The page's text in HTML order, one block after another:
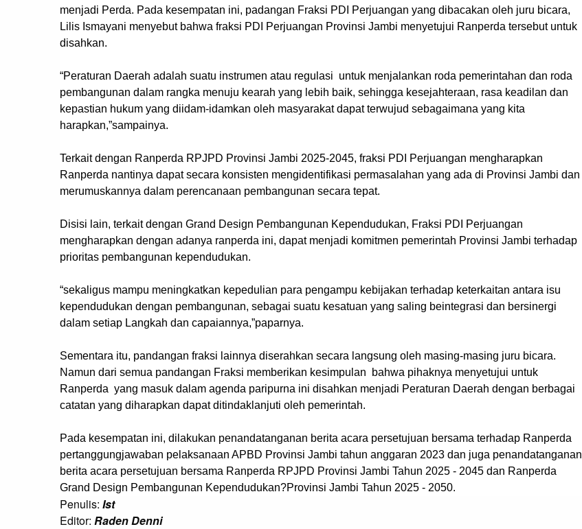
menjadi Perda. Pada kesempatan ini, padangan Fraksi PDI Perjuangan yang dibacakan oleh juru bicara,
Lilis Ismayani menyebut bahwa fraksi PDI Perjuangan Provinsi Jambi menyetujui Ranperda tersebut untuk
disahkan.
“Peraturan Daerah adalah suatu instrumen atau regulasi untuk menjalankan roda pemerintahan dan roda
pembangunan dalam rangka menuju kearah yang lebih baik, sehingga kesejahteraan, rasa keadilan dan
kepastian hukum yang diidam-idamkan oleh masyarakat dapat terwujud sebagaimana yang kita
harapkan,”sampainya.
Terkait dengan Ranperda RPJPD Provinsi Jambi 2025-2045, fraksi PDI Perjuangan mengharapkan
Ranperda nantinya dapat secara konsisten mengidentifikasi permasalahan yang ada di Provinsi Jambi dan
merumuskannya dalam perencanaan pembangunan secara tepat.
Disisi lain, terkait dengan Grand Design Pembangunan Kependudukan, Fraksi PDI Perjuangan
mengharapkan dengan adanya ranperda ini, dapat menjadi komitmen pemerintah Provinsi Jambi terhadap
prioritas pembangunan kependudukan.
“sekaligus mampu meningkatkan kepedulian para pengampu kebijakan terhadap keterkaitan antara isu
kependudukan dengan pembangunan, sebagai suatu kesatuan yang saling beintegrasi dan bersinergi
dalam setiap Langkah dan capaiannya,”paparnya.
Sementara itu, pandangan fraksi lainnya diserahkan secara langsung oleh masing-masing juru bicara.
Namun dari semua pandangan Fraksi memberikan kesimpulan bahwa pihaknya menyetujui untuk
Ranperda yang masuk dalam agenda paripurna ini disahkan menjadi Peraturan Daerah dengan berbagai
catatan yang diharapkan dapat ditindaklanjuti oleh pemerintah.
Pada kesempatan ini, dilakukan penandatanganan berita acara persetujuan bersama terhadap Ranperda
pertanggungjawaban pelaksanaan APBD Provinsi Jambi tahun anggaran 2023 dan juga penandatanganan
berita acara persetujuan bersama Ranperda RPJPD Provinsi Jambi Tahun 2025 - 2045 dan Ranperda
Grand Design Pembangunan Kependudukan?Provinsi Jambi Tahun 2025 - 2050.
Penulis: Ist
Editor: Raden Denni